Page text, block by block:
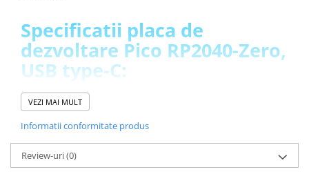
Banda Izolatoare
Panouri Fotovoltaice
Smart Home
Prize Inteligente
Module Smart Home
Camere Supraveghere
Specificatii placa de
dezvoltare Pico RP2040-Zero,
USB type-C:
Microcontroller:
Procesor:Dual-core ARM Cortex-M0+
Frecventa:pana la 133 MHz
Memorie RAM:264KB SRAM
Memorie Flash:
VEZI MAI MULT
Informatii conformitate produs
Review-uri(0)